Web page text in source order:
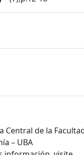
Central de la
– UBA